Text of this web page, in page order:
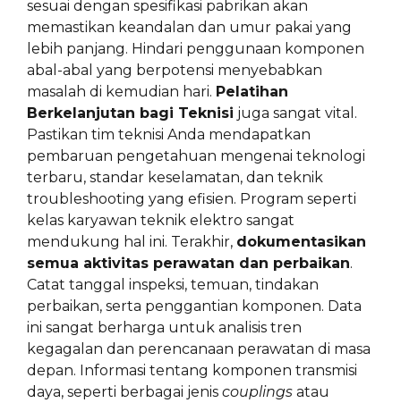
sesuai dengan spesifikasi pabrikan akan
memastikan keandalan dan umur pakai yang
lebih panjang. Hindari penggunaan komponen
abal-abal yang berpotensi menyebabkan
masalah di kemudian hari. Pelatihan
Berkelanjutan bagi Teknisi juga sangat vital.
Pastikan tim teknisi Anda mendapatkan
pembaruan pengetahuan mengenai teknologi
terbaru, standar keselamatan, dan teknik
troubleshooting yang efisien. Program seperti
kelas karyawan teknik elektro sangat
mendukung hal ini. Terakhir, dokumentasikan
semua aktivitas perawatan dan perbaikan.
Catat tanggal inspeksi, temuan, tindakan
perbaikan, serta penggantian komponen. Data
ini sangat berharga untuk analisis tren
kegagalan dan perencanaan perawatan di masa
depan. Informasi tentang komponen transmisi
daya, seperti berbagai jenis couplings atau